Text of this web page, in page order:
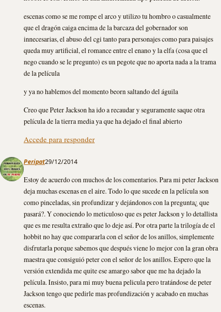
escenas como se me rompe el arco y utilizo tu hombro o casualmente
que el dragón caiga encima de la barcaza del gobernador son
innecesarias, el abuso del cgi tanto para personajes como para paisajes
queda muy artificial, el romance entre el enano y la elfa (cosa que el
nego cuando se le pregunto) es un pegote que no aporta nada a la trama
de la película
y ya no hablemos del momento beorn saltando del águila
Creo que Peter Jackson ha ido a recaudar y seguramente saque otra
película de la tierra media ya que ha dejado el final abierto
Accede para responder
Peripat29/12/2014
Estoy de acuerdo con muchos de los comentarios. Para mi peter Jackson
deja muchas escenas en el aire. Todo lo que sucede en la película son
como pinceladas, sin profundizar y dejándonos con la pregunta¿ que
pasará?. Y conociendo lo meticuloso que es peter Jackson y lo detallista
que es me resulta extraño que lo deje así. Por otra parte la trilogía de el
hobbit no hay que compararla con el señor de los anillos, simplemente
disfrutarla porque sabemos que después viene lo mejor con la gran obra
maestra que consiguió peter con el señor de los anillos. Espero que la
versión extendida me quite ese amargo sabor que me ha dejado la
película. Insisto, para mi muy buena pelicula pero tratándose de peter
Jackson tengo que pedirle mas profundización y acabado en muchas
escenas.